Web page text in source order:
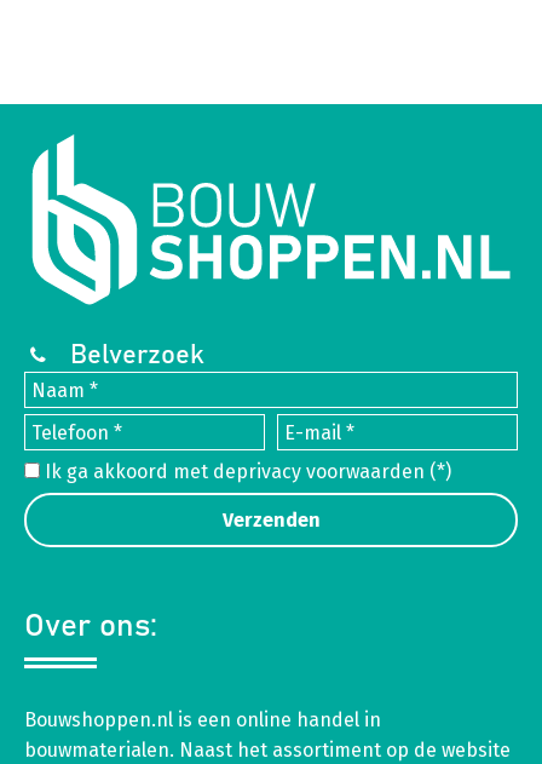
Belverzoek
Ik ga akkoord met deprivacy voorwaarden (*)
Over ons:
Bouwshoppen.nl is een online handel in
bouwmaterialen. Naast het assortiment op de website